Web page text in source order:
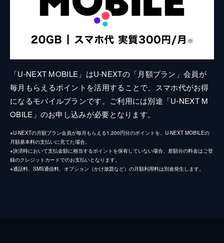
「U-NEXT MOBILE」はU-NEXTの「月額プラン」会員が
毎月もらえるポイントを活用することで、スマホ代がお得
になるモバイルプランです。ご利用には別途「U-NEXT M
OBILE」のお申し込みが必要となります。
※U-NEXTの月額プラン会員が毎月もらえる1,200円分のポイントを、U-NEXT MOBILEの
月額基本料の支払いに充てた場合。
※決済時において支払金額に相当するポイントを保有していない場合、差額分の料金はご登
録のクレジットカードでのお支払いとなります。
※通話料、SMS通信料、オプション（かけ放題など）の月額利用料は別途発生します。